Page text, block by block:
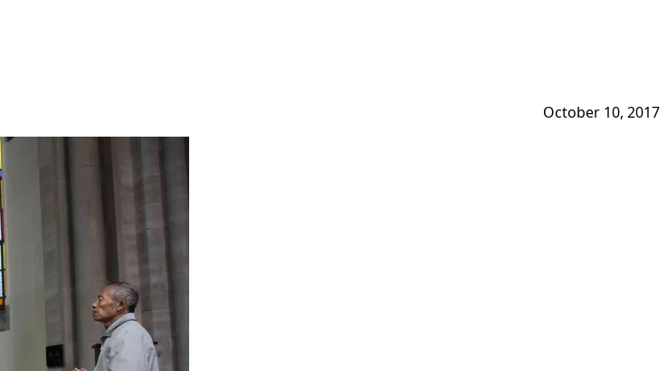
October 10, 2017